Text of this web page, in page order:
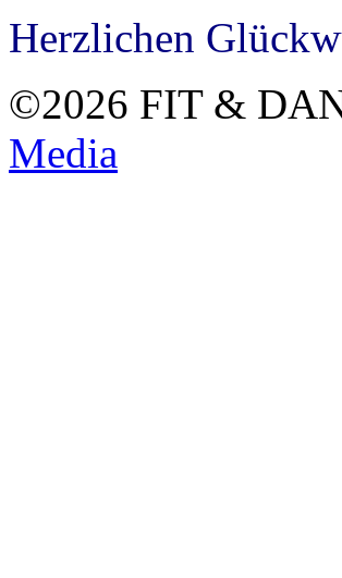
Herzlichen
©2026 FIT &
Media